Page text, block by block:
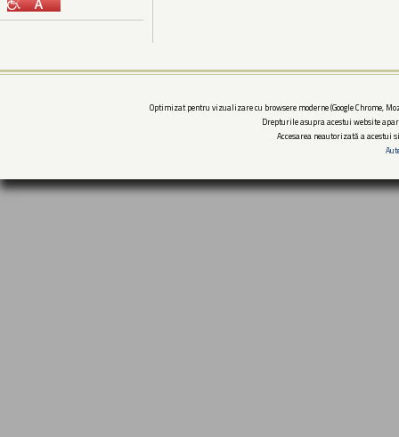
Optimizat pentru vizualizare cu browsere moderne (Google Chrome,
Drepturile asupra acestui website
Accesarea neautorizată a acestui